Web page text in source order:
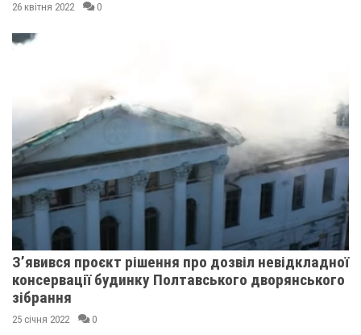
26 квітня 2022 0
З’явився проєкт рішення про дозвіл невідкладної
консервації будинку Полтавського дворянського
зібрання
25 січня 2022 0